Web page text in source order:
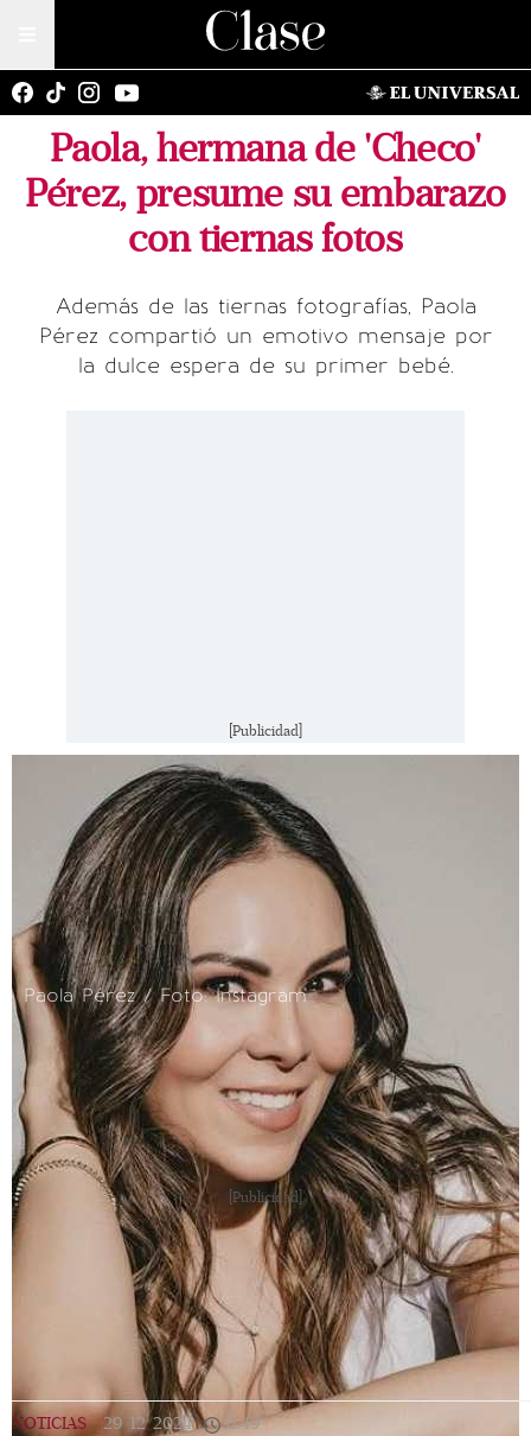
Paola, hermana de 'Checo'
Pérez, presume su embarazo
con tiernas fotos
Además de las tiernas fotografías, Paola
Pérez compartió un emotivo mensaje por
la dulce espera de su primer bebé.
[Publicidad]
Paola Pérez / Foto: Instagram
[Publicidad]
NOTICIAS | 29/12/2024 | 11:49 |